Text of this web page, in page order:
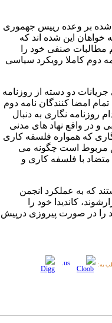
شده بر وعده رییس جهموری
خواهان این شده اند که
مطالبات صنفی خود را
دوم کاملا رویکرد سیاسی
دو دسته از روزنامه
امضا کنندگان نامه دوم
روزنامه نگاری به دنبال
و در واقع نهاد های مدنی
که همواره فلسفه کاری
مربوط است چگونه می
با فلسفه کاری و
که به عملکرد انجمن
کاندیدا خود را
را در صورت پیروزی درپیش
به: